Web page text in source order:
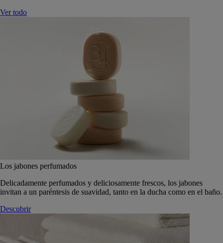
Ver todo
Los jabones perfumados
Delicadamente perfumados y deliciosamente frescos, los jabones
invitan a un paréntesis de suavidad, tanto en la ducha como en el baño.
Descubrir